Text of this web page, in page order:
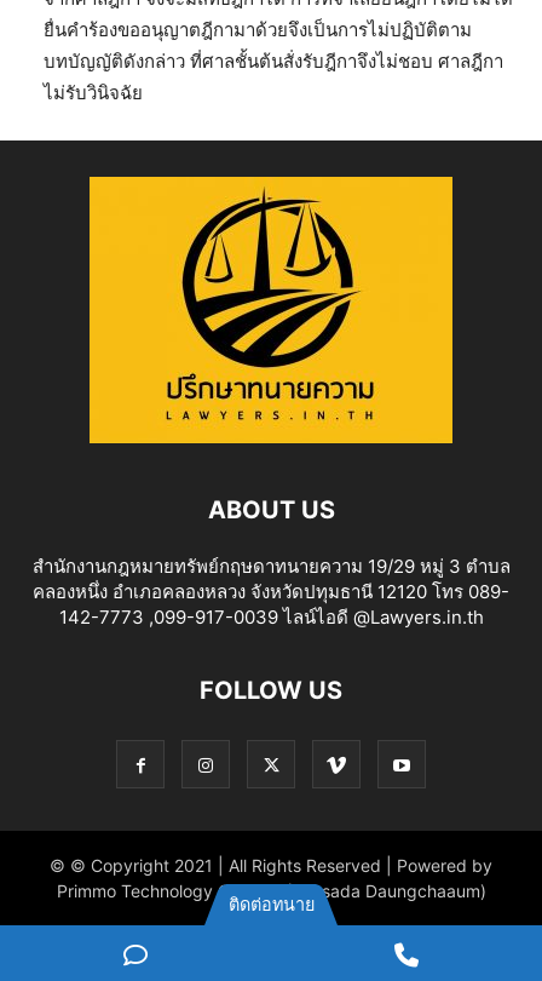
ยื่นคำร้องขออนุญาตฎีกามาด้วยจึงเป็นการไม่ปฏิบัติตาม
บทบัญญัติดังกล่าว ที่ศาลชั้นต้นสั่งรับฎีกาจึงไม่ชอบ ศาลฎีกา
ไม่รับวินิจฉัย
ABOUT US
สำนักงานกฎหมายทรัพย์กฤษดาทนายความ 19/29 หมู่ 3 ตำบล
คลองหนึ่ง อำเภอคลองหลวง จังหวัดปทุมธานี 12120 โทร 089-
142-7773 ,099-917-0039 ไลน์ไอดี @Lawyers.in.th
FOLLOW US
© © Copyright 2021 | All Rights Reserved | Powered by
Primmo Technology Co.,Ltd. (Khitsada Daungchaaum)
ติดต่อทนาย